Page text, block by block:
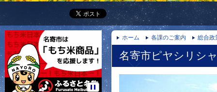
ホーム 各課のご案内 総合政
名寄市ピヤシリシ